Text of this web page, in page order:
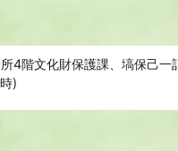
4階文化財保護課、塙保己一
)